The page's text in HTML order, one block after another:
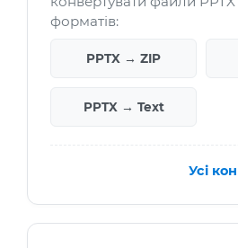
форматів:
PPTX → ZIP
PPTX → Text
Усі